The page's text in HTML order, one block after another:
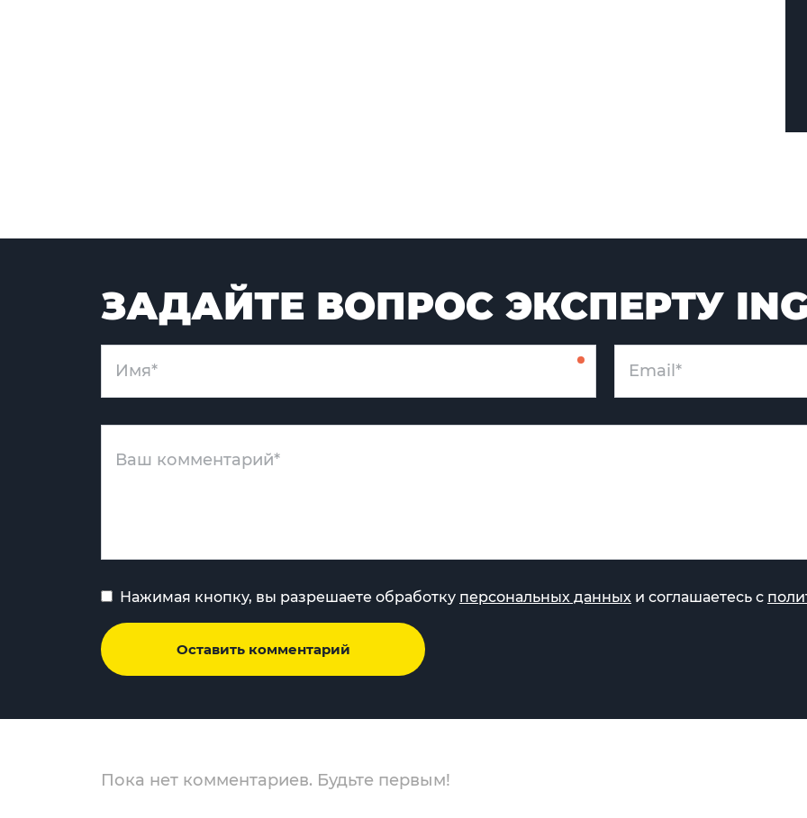
ЗАДАЙТЕ ВОПРОС ЭКСПЕРТУ
Нажимая кнопку, вы разрешаете обработку персональных данных и соглашаетесь с
Оставить комментарий
Пока нет комментариев. Будьте первым!